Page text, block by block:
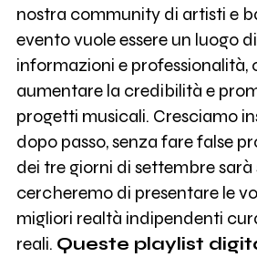
nostra community di artisti e
evento vuole essere un luogo
informazioni e professionalità,
aumentare la credibilità e
progetti musicali. Cresciamo
dopo passo, senza fare false
dei tre giorni di settembre sarà
cercheremo di presentare le
migliori realtà indipendenti
reali. Queste playlist